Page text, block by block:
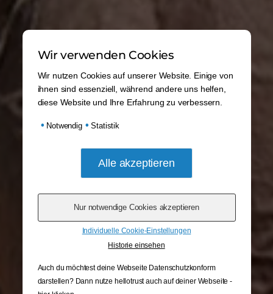
Wir verwenden Cookies
Wir nutzen Cookies auf unserer Website. Einige von
ihnen sind essenziell, während andere uns helfen,
diese Website und Ihre Erfahrung zu verbessern.
• Notwendig • Statistik
Individuelle Cookie-Einstellungen
Historie einsehen
Auch du möchtest deine Webseite Datenschutzkonform
darstellen? Dann nutze hellotrust auch auf deiner Webseite -